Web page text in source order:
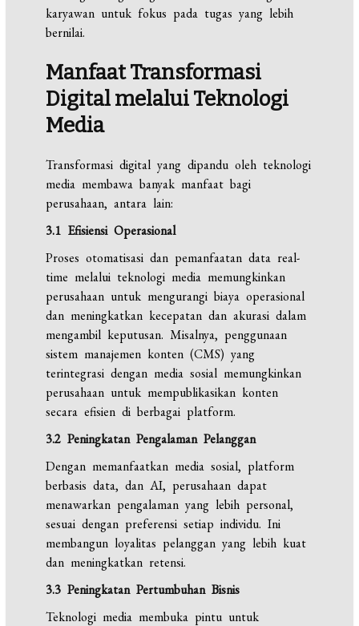
karyawan untuk fokus pada tugas yang lebih
bernilai.
Manfaat Transformasi
Digital melalui Teknologi
Media
Transformasi digital yang dipandu oleh teknologi
media membawa banyak manfaat bagi
perusahaan, antara lain:
3.1 Efisiensi Operasional
Proses otomatisasi dan pemanfaatan data real-
time melalui teknologi media memungkinkan
perusahaan untuk mengurangi biaya operasional
dan meningkatkan kecepatan dan akurasi dalam
mengambil keputusan. Misalnya, penggunaan
sistem manajemen konten (CMS) yang
terintegrasi dengan media sosial memungkinkan
perusahaan untuk mempublikasikan konten
secara efisien di berbagai platform.
3.2 Peningkatan Pengalaman Pelanggan
Dengan memanfaatkan media sosial, platform
berbasis data, dan AI, perusahaan dapat
menawarkan pengalaman yang lebih personal,
sesuai dengan preferensi setiap individu. Ini
membangun loyalitas pelanggan yang lebih kuat
dan meningkatkan retensi.
3.3 Peningkatan Pertumbuhan Bisnis
Teknologi media membuka pintu untuk